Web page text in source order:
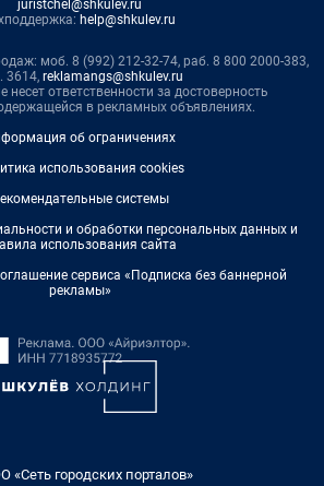
juristchel@shkulev.ru
help@shkulev.ru
моб. 8 (992) 212-32-74, раб. 8 800 2000-383,
3614, reklamangs@shkulev.ru
несет ответственности за достоверность
в рекламных объявлениях.
об ограничениях
использования cookies
системы
и обработки персональных данных и
использования сайта
сервиса «Подписка без баннерной
рекламы»
«Сеть городских порталов»